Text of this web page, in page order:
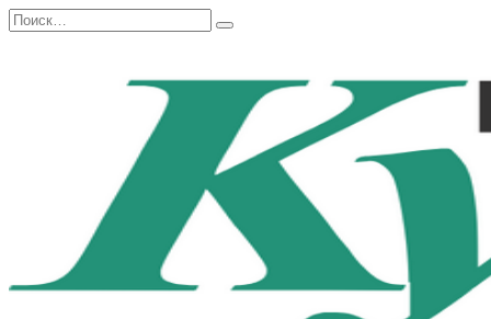
Перейти
к
Search
for: